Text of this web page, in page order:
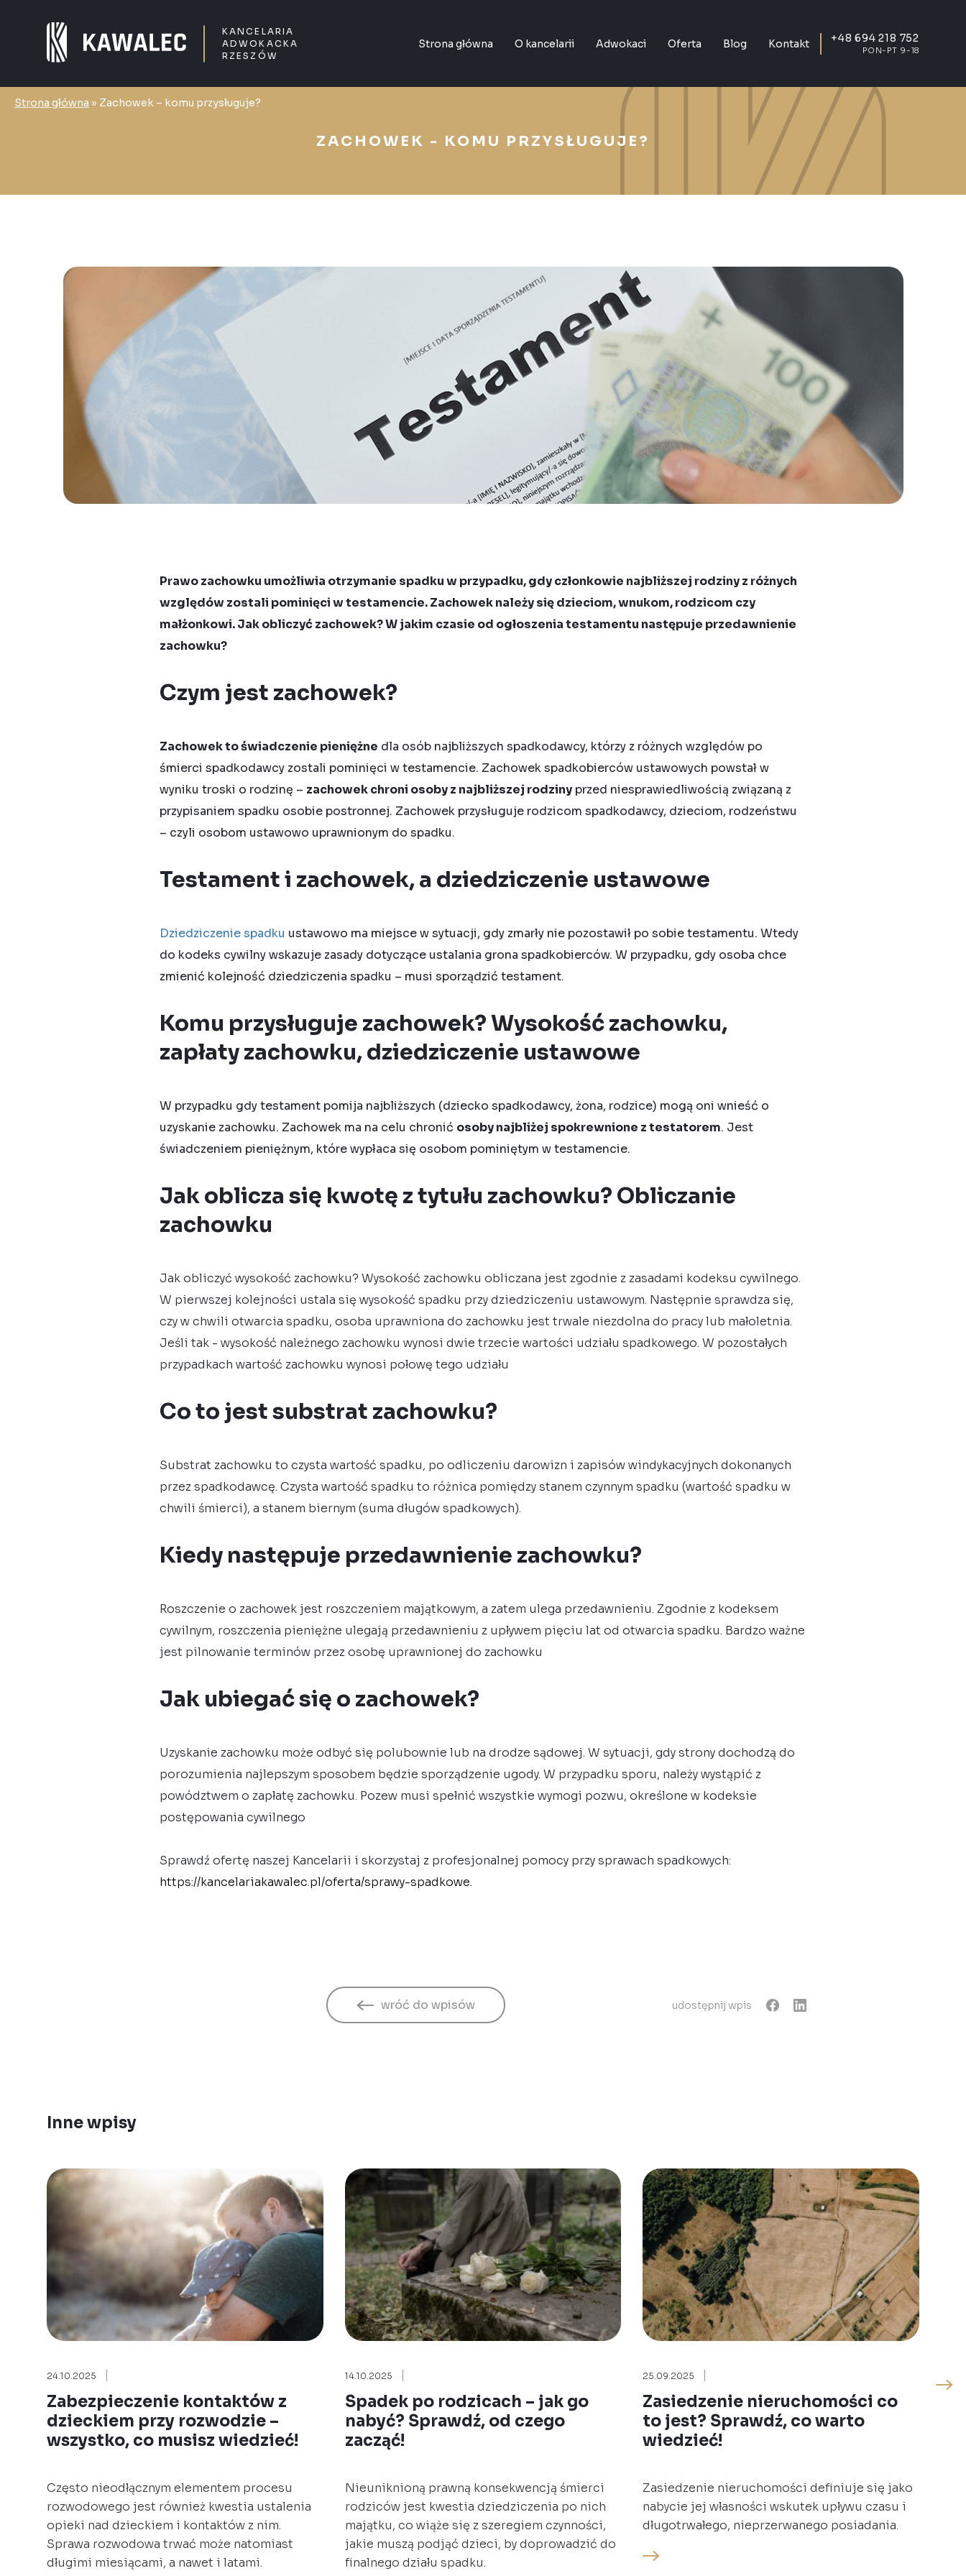
KANCELARIA
ADWOKACKA
RZESZÓW
Strona główna O kancelarii Adwokaci Oferta Blog Kontakt +48 694 218 752
PON-PT 9-18
Strona główna » Zachowek – komu przysługuje?
ZACHOWEK - KOMU PRZYSŁUGUJE?
Prawo zachowku umożliwia otrzymanie spadku w przypadku, gdy członkowie najbliższej rodziny z różnych
względów zostali pominięci w testamencie. Zachowek należy się dzieciom, wnukom, rodzicom czy
małżonkowi. Jak obliczyć zachowek? W jakim czasie od ogłoszenia testamentu następuje przedawnienie
zachowku?
Czym jest zachowek?
Zachowekto świadczenie pieniężne dla osób najbliższych spadkodawcy, którzy z różnych względów po
śmierci spadkodawcy zostali pominięci w testamencie. Zachowek spadkobierców ustawowych powstał w
wyniku troski o rodzinę – zachowek chroni osoby z najbliższej rodziny przed niesprawiedliwością związaną z
przypisaniem spadku osobie postronnej. Zachowek przysługuje rodzicom spadkodawcy, dzieciom, rodzeństwu
– czyli osobom ustawowo uprawnionym do spadku.
Testament i zachowek, a dziedziczenie ustawowe
Dziedziczenie spadku ustawowo ma miejsce w sytuacji, gdy zmarły nie pozostawił po sobie testamentu. Wtedy
do kodeks cywilny wskazuje zasady dotyczące ustalania grona spadkobierców. W przypadku, gdy osoba chce
zmienić kolejność dziedziczenia spadku – musi sporządzić testament.
Komu przysługuje zachowek? Wysokość zachowku,
zapłaty zachowku, dziedziczenie ustawowe
W przypadku gdy testament pomija najbliższych (dziecko spadkodawcy, żona, rodzice) mogą oni wnieść o
uzyskanie zachowku. Zachowek ma na celu chronić osoby najbliżej spokrewnione z testatorem. Jest
świadczeniem pieniężnym, które wypłaca się osobom pominiętym w testamencie.
Jak oblicza się kwotę z tytułu zachowku? Obliczanie
zachowku
Jak obliczyć wysokość zachowku? Wysokość zachowku obliczana jest zgodnie z zasadami kodeksu cywilnego.
W pierwszej kolejności ustala się wysokość spadku przy dziedziczeniu ustawowym. Następnie sprawdza się,
czy w chwili otwarcia spadku, osoba uprawniona do zachowku jest trwale niezdolna do pracy lub małoletnia.
Jeśli tak - wysokość należnego zachowku wynosi dwie trzecie wartości udziału spadkowego. W pozostałych
przypadkach wartość zachowku wynosi połowę tego udziału
Co to jest substrat zachowku?
Substrat zachowku to czysta wartość spadku, po odliczeniu darowizn i zapisów windykacyjnych dokonanych
przez spadkodawcę. Czysta wartość spadku to różnica pomiędzy stanem czynnym spadku (wartość spadku w
chwili śmierci), a stanem biernym (suma długów spadkowych).
Kiedy następuje przedawnienie zachowku?
Roszczenie o zachowek jest roszczeniem majątkowym, a zatem ulega przedawnieniu. Zgodnie z kodeksem
cywilnym, roszczenia pieniężne ulegają przedawnieniu z upływem pięciu lat od otwarcia spadku. Bardzo ważne
jest pilnowanie terminów przez osobę uprawnionej do zachowku
Jak ubiegać się o zachowek?
Uzyskanie zachowku może odbyć się polubownie lub na drodze sądowej. W sytuacji, gdy strony dochodzą do
porozumienia najlepszym sposobem będzie sporządzenie ugody. W przypadku sporu, należy wystąpić z
powództwem o zapłatę zachowku. Pozew musi spełnić wszystkie wymogi pozwu, określone w kodeksie
postępowania cywilnego
Sprawdź ofertę naszej Kancelarii i skorzystaj z profesjonalnej pomocy przy sprawach spadkowych:
https://kancelariakawalec.pl/oferta/sprawy-spadkowe.
wróć do wpisów udostępnij wpis
Inne wpisy
24.10.2025
Zabezpieczenie kontaktów z
dzieckiem przy rozwodzie –
wszystko, co musisz wiedzieć!
Często nieodłącznym elementem procesu
rozwodowego jest również kwestia ustalenia
opieki nad dzieckiem i kontaktów z nim.
Sprawa rozwodowa trwać może natomiast
długimi miesiącami, a nawet i latami.
14.10.2025
Spadek po rodzicach – jak go
nabyć? Sprawdź, od czego
zacząć!
Nieuniknioną prawną konsekwencją śmierci
rodziców jest kwestia dziedziczenia po nich
majątku, co wiąże się z szeregiem czynności,
jakie muszą podjąć dzieci, by doprowadzić do
finalnego działu spadku.
25.09.2025
Zasiedzenie nieruchomości co
to jest? Sprawdź, co warto
wiedzieć!
Zasiedzenie nieruchomości definiuje się jako
nabycie jej własności wskutek upływu czasu i
długotrwałego, nieprzerwanego posiadania.